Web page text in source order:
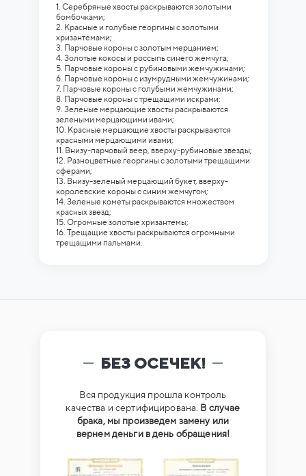
1. Серебряные хвосты раскрываются золотыми
бомбочками;
2. Красные и голубые георгины с золотыми
хризантемами;
3. Парчовые короны с золотым мерцанием;
4. Золотые кокосы и россыпь синего жемчуга;
5. Парчовые короны с рубиновыми жемчужинами;
6. Парчовые короны с изумрудными жемчужинами;
7. Парчовые короны с голубыми жемчужинами;
8. Парчовые короны с трещащими искрами;
9. Зеленые мерцающие хвосты раскрываются
зелеными мерцающими ивами;
10. Красные мерцающие хвосты раскрываются
красными мерцающими ивами;
11. Внизу-парчовый веер, вверху-рубиновые звезды;
12. Разноцветные георгины с золотыми трещащими
сферами;
13. Внизу-зеленый мерцающий букет, вверху-
королевские короны с синим жемчугом;
14. Зеленые кометы раскрываются множеством
красных звезд;
15. Огромные золотые хризантемы;
16. Трещащие хвосты раскрываются огромными
трещащими пальмами.
БЕЗ ОСЕЧЕК!
Вся продукция прошла контроль
качества и сертифицирована. В случае
брака, мы произведем замену или
вернем деньги в день обращения!